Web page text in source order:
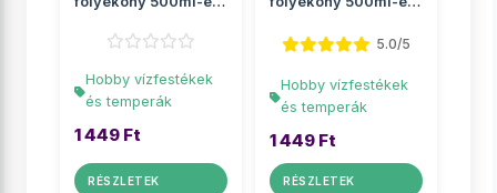
Hobby vízfestékek
és temperák
1 449 Ft
RÉSZLETEK
5.0/5
Hobby vízfestékek
és temperák
1 449 Ft
RÉSZLETEK